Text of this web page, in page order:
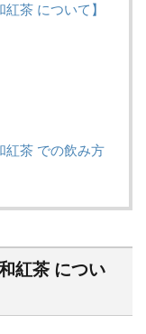
紅茶 について】
紅茶 での飲み方
紅茶 につい